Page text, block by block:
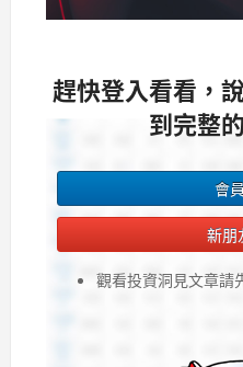
趕快登入看看，
到完整
會
新朋
觀看投資洞見文章請